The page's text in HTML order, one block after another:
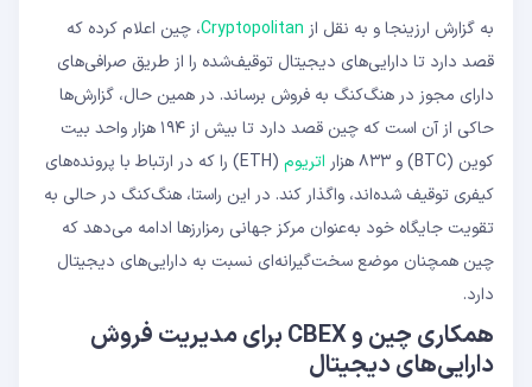
به گزارش ارزینجا و به نقل از Cryptopolitan، چین اعلام کرده که
قصد دارد تا دارایی‌های دیجیتال توقیف‌شده را از طریق صرافی‌های
دارای مجوز در هنگ‌کنگ به فروش برساند. در همین حال، گزارش‌ها
حاکی از آن است که چین قصد دارد تا بیش از ۱۹۴ هزار واحد بیت‌
کوین (BTC) و ۸۳۳ هزار
اتریوم
(ETH) را که در ارتباط با پرونده‌های
کیفری توقیف شده‌اند، واگذار کند. در این راستا، هنگ‌کنگ در حالی به
تقویت جایگاه خود به‌عنوان مرکز جهانی رمزارزها ادامه می‌دهد که
چین همچنان موضع سخت‌گیرانه‌ای نسبت به دارایی‌های دیجیتال
دارد.
همکاری چین و CBEX برای مدیریت فروش
دارایی‌های دیجیتال